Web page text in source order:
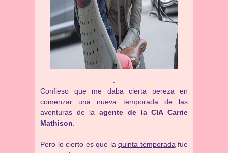
Confieso que me daba cierta pereza en
comenzar una nueva temporada de las
aventuras de laagente de la CIA Carrie
Mathison
Pero lo cierto es que la quinta temporada fue